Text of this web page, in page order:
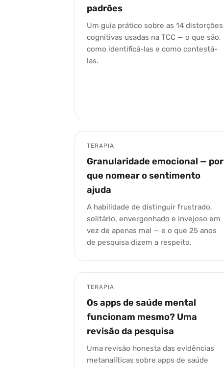
padrões
Um guia prático sobre as 14 distorções
cognitivas usadas na TCC — o que são,
como identificá-las e como contestá-
las.
TERAPIA
Granularidade emocional — por
que nomear o sentimento
ajuda
A habilidade de distinguir frustrado,
solitário, envergonhado e invejoso em
vez de apenas mal — e o que 25 anos
de pesquisa dizem a respeito.
TERAPIA
Os apps de saúde mental
funcionam mesmo? Uma
revisão da pesquisa
Uma revisão honesta das evidências
metanalíticas sobre apps de saúde